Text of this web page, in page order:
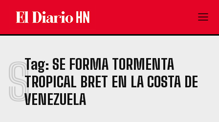
Tag: SE FORMA TORMENTA
TROPICAL BRET EN LA COSTA DE
VENEZUELA
S